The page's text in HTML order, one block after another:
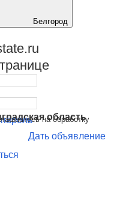
Белгород
Дать объявление
область
на обработку